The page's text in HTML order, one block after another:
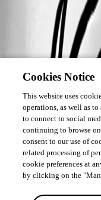
Cookies Notice
This website uses
operations, as well as
to connect to social
continuing to browse
consent to our use of
related processing of
cookie preferences at
by clicking on the